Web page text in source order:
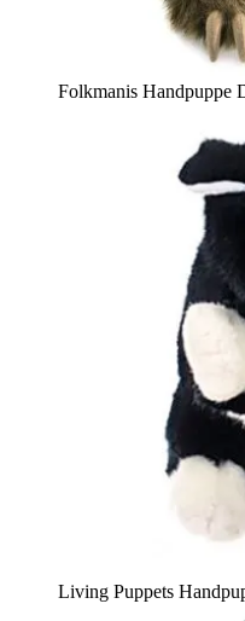
Folkmanis Handpuppe
Living Puppets